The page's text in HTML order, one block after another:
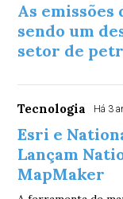
As
sendo um
setor de
Tecnologia Há 3
Esri e
Lançam
MapMaker